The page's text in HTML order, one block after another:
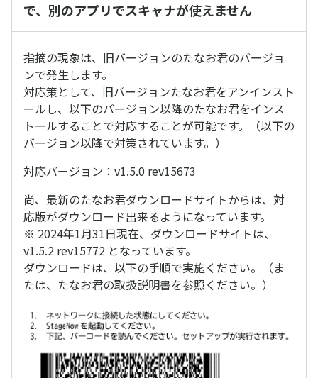
で、別のアプリでスキャナが使えません
指摘の現象は、旧バージョンのたなお君のバージョ
ンで発生します。
対応策として、旧バージョンたなお君をアンインスト
ールし、以下のバージョン以降のたなお君をインス
トールすることで対応することが可能です。（以下の
バージョン以降で対策されています。）
対応バージョン：v1.5.0 rev15673
尚、最新のたなお君ダウンロードサイトからは、対
応版がダウンロード出来るようになっています。
※ 2024年1月31日現在、ダウンロードサイトは、
v1.5.2 rev15772 となっています。
ダウンロードは、以下の手順で実施ください。（ま
たは、たなお君の取扱説明書を参照ください。）